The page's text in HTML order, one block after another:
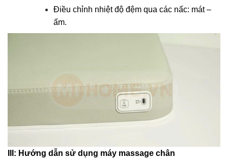
Điều chỉnh nhiệt độ đệm qua các nấc: mát –
ấm.
III: Hướng dẫn sử dụng máy massage chân